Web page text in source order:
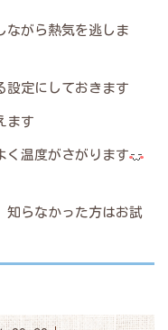
ながら熱気を逃しま
設定にしておきます
ます
く温度がさがります
知らなかった方はお試